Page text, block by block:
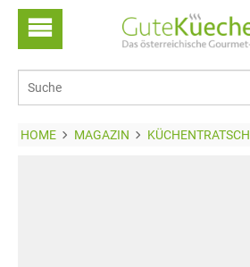
HOME MAGAZIN KÜCHENTRATSCH